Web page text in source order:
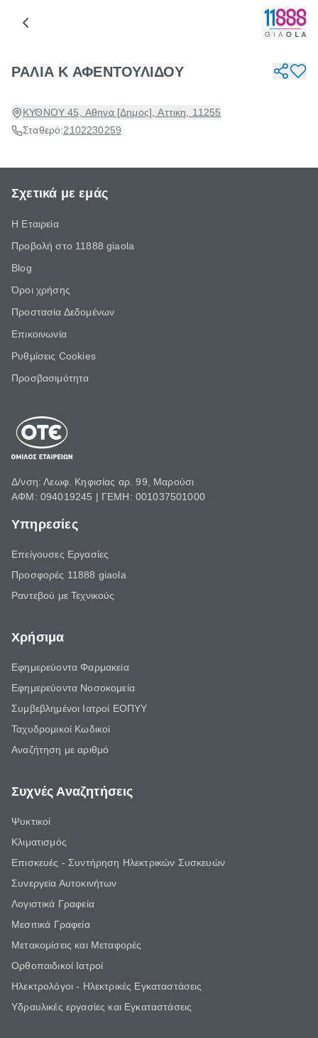
ΡΑΛΙΑ Κ ΑΦΕΝΤΟΥΛΙΔΟΥ
ΚΥΘΝΟΥ 45, Αθηνα [Δημος], Αττικη, 11255
Σταθερό:2102230259
Σχετικά με εμάς
Η Εταιρεία
Προβολή στο 11888 giaola
Blog
Όροι χρήσης
Προστασία Δεδομένων
Επικοινωνία
Ρυθμίσεις Cookies
Προσβασιμότητα
Δ/νση: Λεωφ. Κηφισίας αρ. 99, Μαρούσι
ΑΦΜ: 094019245 | ΓΕΜΗ: 001037501000
Υπηρεσίες
Επείγουσες Εργασίες
Προσφορές 11888 giaola
Ραντεβού με Τεχνικούς
Χρήσιμα
Εφημερεύοντα Φαρμακεία
Εφημερεύοντα Νοσοκομεία
Συμβεβλημένοι Ιατροί ΕΟΠΥΥ
Ταχυδρομικοί Κωδικοί
Αναζήτηση με αριθμό
Συχνές Αναζητήσεις
Ψυκτικοί
Κλιματισμός
Επισκευές - Συντήρηση Ηλεκτρικών Συσκευών
Συνεργεία Αυτοκινήτων
Λογιστικά Γραφεία
Μεσιτικά Γραφεία
Μετακομίσεις και Μεταφορές
Ορθοπαιδικοί Ιατροί
Ηλεκτρολόγοι - Ηλεκτρικές Εγκαταστάσεις
Υδραυλικές εργασίες και Εγκαταστάσεις